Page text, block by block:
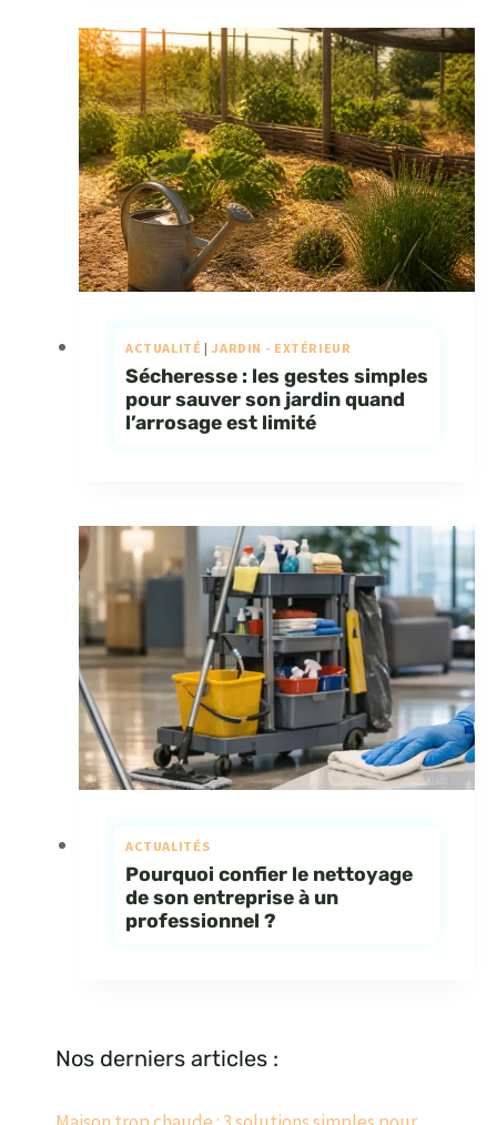
ACTUALITÉ | JARDIN - EXTÉRIEUR
Sécheresse : les gestes simples
pour sauver son jardin quand
l’arrosage est limité
ACTUALITÉS
Pourquoi confier le nettoyage
de son entreprise à un
professionnel ?
Nos derniers articles :